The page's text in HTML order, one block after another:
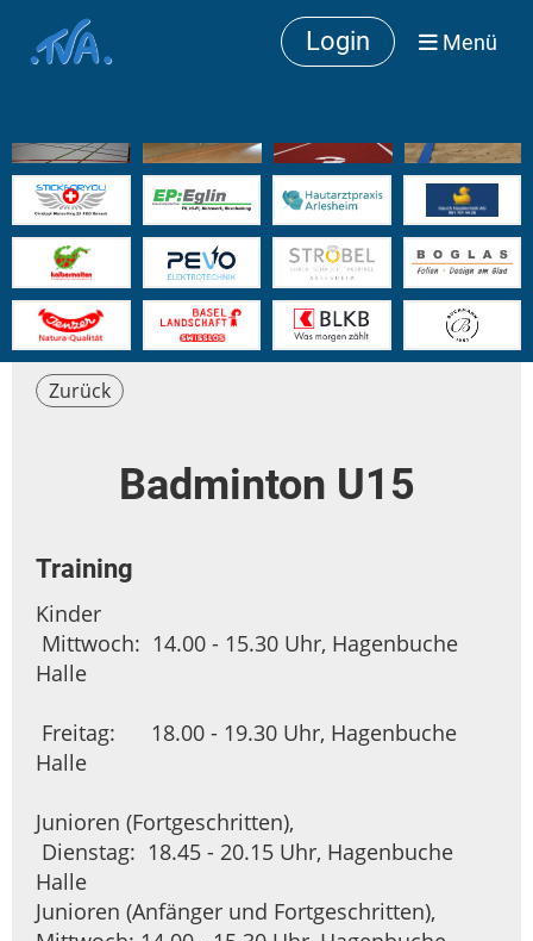
Login Menü
Zurück
Badminton U15
Training
Kinder
Mittwoch: 14.00 - 15.30 Uhr, Hagenbuche
Halle
Freitag: 18.00 - 19.30 Uhr, Hagenbuche
Halle
Junioren (Fortgeschritten),
Dienstag: 18.45 - 20.15 Uhr, Hagenbuche
Halle
Junioren (Anfänger und Fortgeschritten),